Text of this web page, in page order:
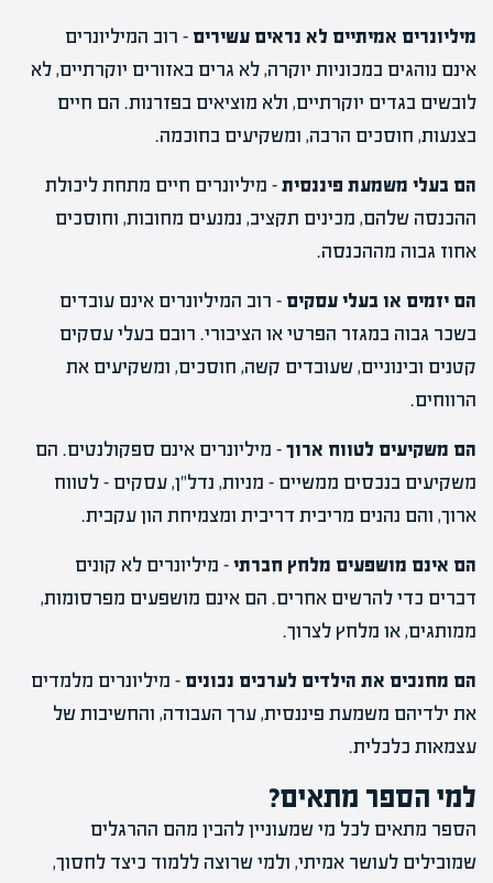
מיליונרים אמיתיים לא נראים עשירים – רוב המיליונרים
אינם נוהגים במכוניות יוקרה, לא גרים באזורים יוקרתיים, לא
לובשים בגדים יוקרתיים, ולא מוציאים בפזרנות. הם חיים
בצנעות, חוסכים הרבה, ומשקיעים בחוכמה.
הם בעלי משמעת פיננסית– מיליונרים חיים מתחת ליכולת
ההכנסה שלהם, מכינים תקציב, נמנעים מחובות, וחוסכים
אחוז גבוה מההכנסה.
הם יזמים או בעלי עסקים – רוב המיליונרים אינם עובדים
בשכר גבוה במגזר הפרטי או הציבורי. רובם בעלי עסקים
קטנים ובינוניים, שעובדים קשה, חוסכים, ומשקיעים את
הרווחים.
הם משקיעים לטווח ארוך– מיליונרים אינם ספקולנטים. הם
משקיעים בנכסים ממשיים – מניות, נדל"ן, עסקים – לטווח
ארוך, והם נהנים מריבית דריבית ומצמיחת הון עקבית.
הם אינם מושפעים מלחץ חברתי– מיליונרים לא קונים
דברים כדי להרשים אחרים. הם אינם מושפעים מפרסומות,
ממותגים, או מלחץ לצרוך.
הם מחנכים את הילדים לערכים נכונים – מיליונרים מלמדים
את ילדיהם משמעת פיננסית, ערך העבודה, והחשיבות של
עצמאות כלכלית.
למי הספר מתאים?
הספר מתאים לכל מי שמעוניין להבין מהם ההרגלים
שמובילים לעושר אמיתי, ולמי שרוצה ללמוד כיצד לחסוך,